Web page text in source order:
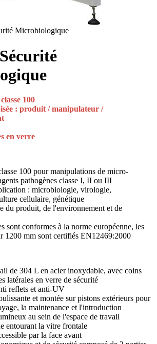
Microbiologique
100
: produit / manipulateur /
en verre
100 pour manipulations de micro-
pathogènes classe I, II ou III
: microbiologie, virologie,
cellulaire, génétique
du produit, de l'environnement et de
sont conformes à la norme européenne, les
1200 mm sont certifiés EN12469:2000
de 304 L en acier inoxydable, avec coins
latérales en verre de sécurité
reflets et anti-UV
et montée sur pistons extérieurs pour
la maintenance et l'introduction
au sein de l'espace de travail
entourant la vitre frontale
par la face avant